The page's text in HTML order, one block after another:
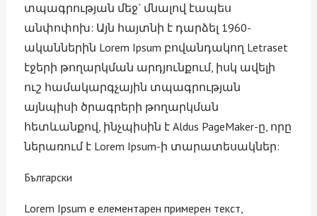
տպագրության մեջ` մնալով էապես
անփոփոխ: Այն հայտնի է դարձել 1960-
ականներին Lorem Ipsum բովանդակող Letraset
էջերի թողարկման արդյունքում, իսկ ավելի
ուշ համակարգչային տպագրության
այնպիսի ծրագրերի թողարկման
հետևանքով, ինչպիսին է Aldus PageMaker-ը, որը
ներառում է Lorem Ipsum-ի տարատեսակներ:
Български
Lorem Ipsum е елементарен примерен текст,